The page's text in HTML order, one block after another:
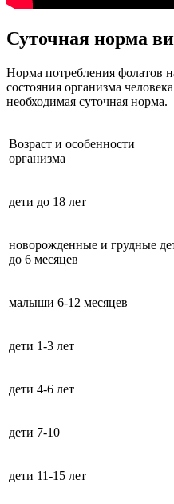
Суточная норма
Норма потребления фолатов
состояния организма
необходимая суточная норма.
Возраст и особенности
организма
дети до 18 лет
новорожденные и грудные
до 6 месяцев
малыши 6-12 месяцев
дети 1-3 лет
дети 4-6 лет
дети 7-10
дети 11-15 лет